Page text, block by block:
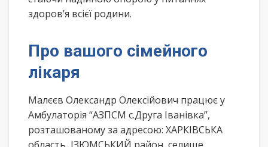
здоров’я всієї родини.
Про вашого сімейного
лікаря
Малєєв Олександр Олексійович працює у
Амбулаторія “АЗПСМ с.Друга Іванівка”,
розташованому за адресою: ХАРКІВСЬКА